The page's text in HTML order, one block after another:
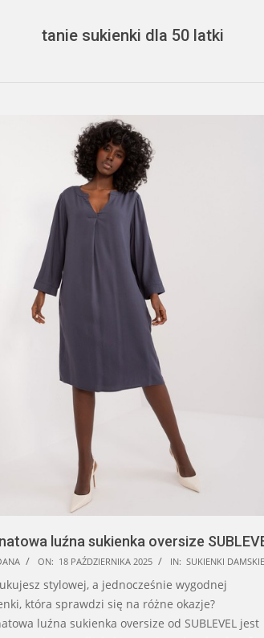
tanie sukienki dla 50 latki
luźna sukienka oversize
ON: 18 PAŹDZIERNIKA 2025 IN: SUKIENKI DAMSKIE
stylowej, a jednocześnie wygodnej
która sprawdzi się na różne okazje?
luźna sukienka oversize od SUBLEVEL jest